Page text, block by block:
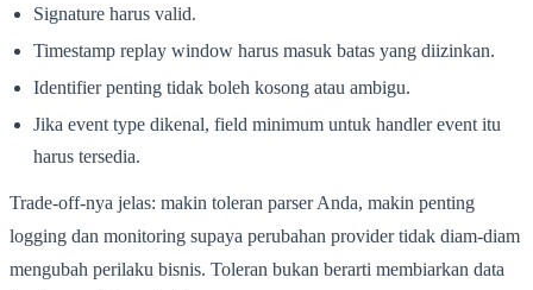
Signature harus valid.
Timestamp replay window harus masuk batas yang diizinkan.
Identifier penting tidak boleh kosong atau ambigu.
Jika event type dikenal, field minimum untuk handler event itu
harus tersedia.
Trade-off-nya jelas: makin toleran parser Anda, makin penting
logging dan monitoring supaya perubahan provider tidak diam-diam
mengubah perilaku bisnis. Toleran bukan berarti membiarkan data